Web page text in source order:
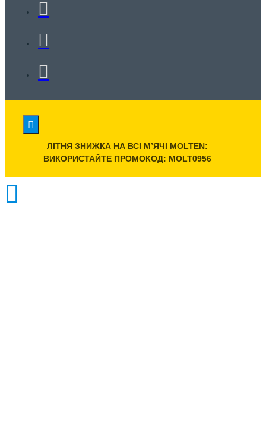
ЛІТНЯ ЗНИЖКА НА ВСІ МʼЯЧІ MOLTEN:
ВИКОРИСТАЙТЕ ПРОМОКОД: MOLT0956